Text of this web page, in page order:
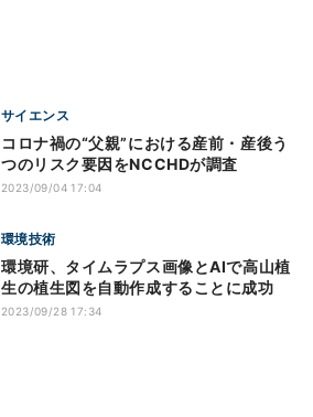
サイエンス
コロナ禍の“父親”における産前・産後う
つのリスク要因をNCCHDが調査
2023/09/04 17:04
環境技術
環境研、タイムラプス画像とAIで高山植
生の植生図を自動作成することに成功
2023/09/28 17:34